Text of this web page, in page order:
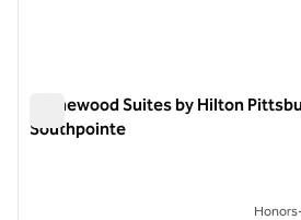
Homewood Suites by Hilton
Southpointe